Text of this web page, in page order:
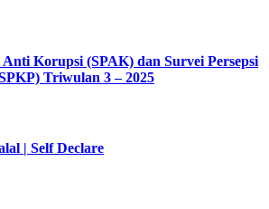
Anti Korupsi (SPAK) dan Survei Persepsi
Triwulan 3 – 2025
| Self Declare